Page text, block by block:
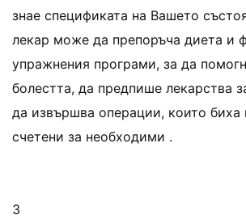
знае спецификата на Вашето
лекар може да препоръча диета и
упражнения програми, за да
болестта, да предпише лекарства
да извършва операции, които биха
счетени за необходими .
3